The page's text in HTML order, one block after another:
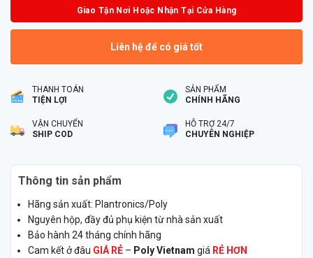
Giao Tận Nơi Hoặc Nhận Tại Cửa Hàng
Liên hệ để có giá tốt
THANH TOÁN
TIỆN LỢI
SẢN PHẨM
CHÍNH HÃNG
VẬN CHUYỂN
SHIP COD
HỖ TRỢ 24/7
CHUYÊN NGHIỆP
Thông tin sản phẩm
Hãng sản xuất: Plantronics/Poly
Nguyên hộp, đầy đủ phụ kiện từ nhà sản xuất
Bảo hành 24 tháng chính hãng
Cam kết ở đâu GIÁ RẺ – Poly Vietnam giá RẺ HƠN